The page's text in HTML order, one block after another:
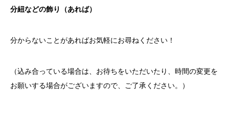
分紐などの飾り（あれば）
分からないことがあればお気軽にお尋ねください！
（込み合っている場合は、お待ちをいただいたり、時間の変更を
お願いする場合がございますので、ご了承ください。）